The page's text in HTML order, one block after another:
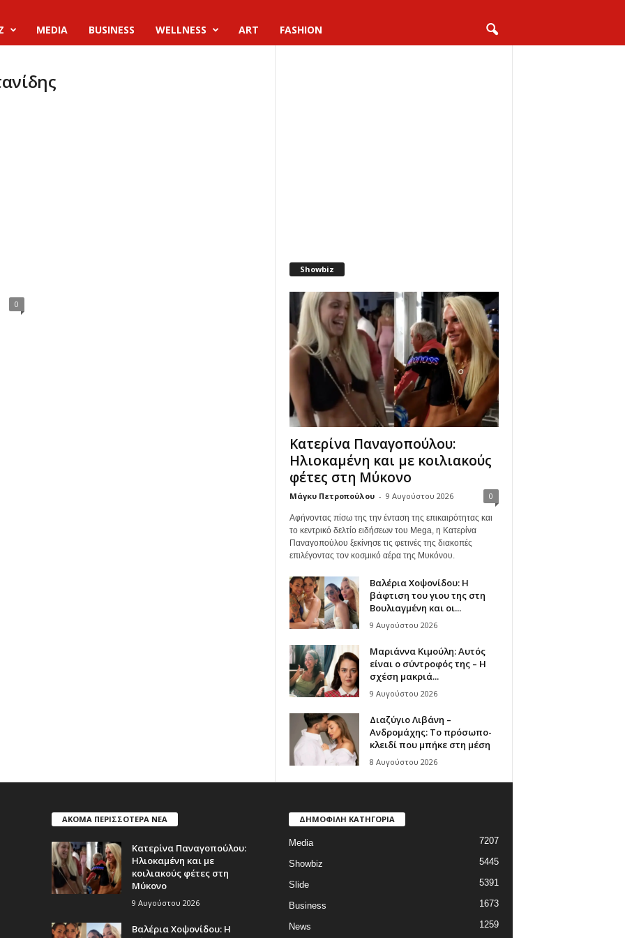
MEDIA BUSINESS WELLNESS ART FASHION
0
Showbiz
Κατερίνα Παναγοπούλου:
Ηλιοκαμένη και με κοιλιακούς
φέτες στη Μύκονο
Μάγκυ Πετροπούλου - 9 Αυγούστου 2026 0
Αφήνοντας πίσω της την ένταση της επικαιρότητας και
το κεντρικό δελτίο ειδήσεων του Mega, η Κατερίνα
Παναγοπούλου ξεκίνησε τις φετινές της διακοπές
επιλέγοντας τον κοσμικό αέρα της Μυκόνου.
Βαλέρια Χοψονίδου: Η
βάφτιση του γιου της στη
Βουλιαγμένη και οι...
9 Αυγούστου 2026
Μαριάννα Κιμούλη: Αυτός
είναι ο σύντροφός της – Η
σχέση μακριά...
9 Αυγούστου 2026
Διαζύγιο Λιβάνη –
Ανδρομάχης: Το πρόσωπο-
κλειδί που μπήκε στη μέση
8 Αυγούστου 2026
ΑΚΟΜΑ ΠΕΡΙΣΣΟΤΕΡΑ ΝΕΑ
Κατερίνα Παναγοπούλου:
Ηλιοκαμένη και με
κοιλιακούς φέτες στη
Μύκονο
9 Αυγούστου 2026
Βαλέρια Χοψονίδου: Η
ΔΗΜΟΦΙΛΗ ΚΑΤΗΓΟΡΙΑ
Media 7207
Showbiz 5445
Slide 5391
Business 1673
News 1259